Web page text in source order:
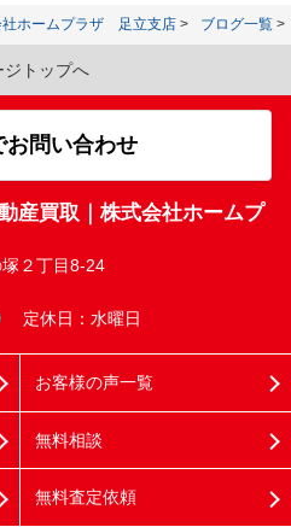
社ホームプラザ 足立支店 ブログ一覧
ジトップへ
お問い合わせ
産買取｜株式会社ホームプ
２丁目8-24
定休日：水曜日
お客様の声一覧
無料相談
無料査定依頼